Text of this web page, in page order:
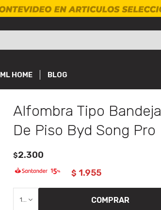
ML HOME BLOG
Alfombra Tipo Bandeja
De Piso Byd Song Pro
$2.300
$ 1.955
COMPRAR